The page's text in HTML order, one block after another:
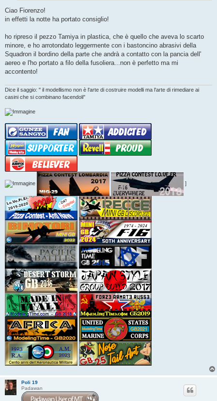
Ciao Fiorenzo!
in effetti la notte ha portato consiglio!
ho ripreso il pezzo Tamiya in plastica, che è quello che aveva lo scarto
minore, e ho arrotondato leggermente con i bastoncino abrasivi della
Squadron il bordino della parte che andrà a contatto con la pancia dell'
aereo e l'ho portato a filo della fusoliera...non è perfetto ma mi
accontento!
Dice il saggio: " il modellismo non è l'arte di costruire modelli ma l'arte di rimediare ai
casini che si combinano facendoli"
]
Poli 19
Padawan